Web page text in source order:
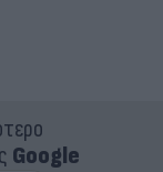
Google